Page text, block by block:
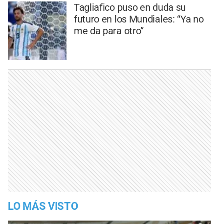
Tagliafico puso en duda su
futuro en los Mundiales: “Ya no
me da para otro”
LO MÁS VISTO